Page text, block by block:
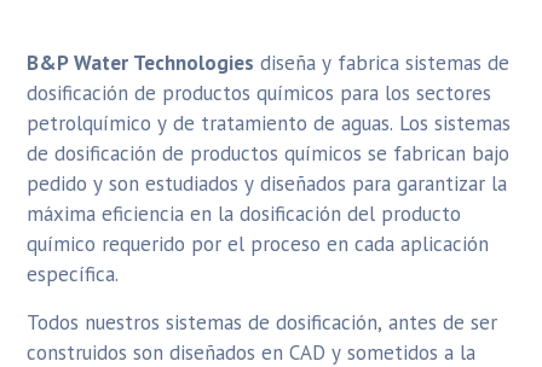
B&P Water Technologies diseña y fabrica sistemas de
dosificación de productos químicos para los sectores
petrolquímico y de tratamiento de aguas. Los sistemas
de dosificación de productos químicos se fabrican bajo
pedido y son estudiados y diseñados para garantizar la
máxima eficiencia en la dosificación del producto
químico requerido por el proceso en cada aplicación
específica.
Todos nuestros sistemas de dosificación, antes de ser
construidos son diseñados en CAD y sometidos a la